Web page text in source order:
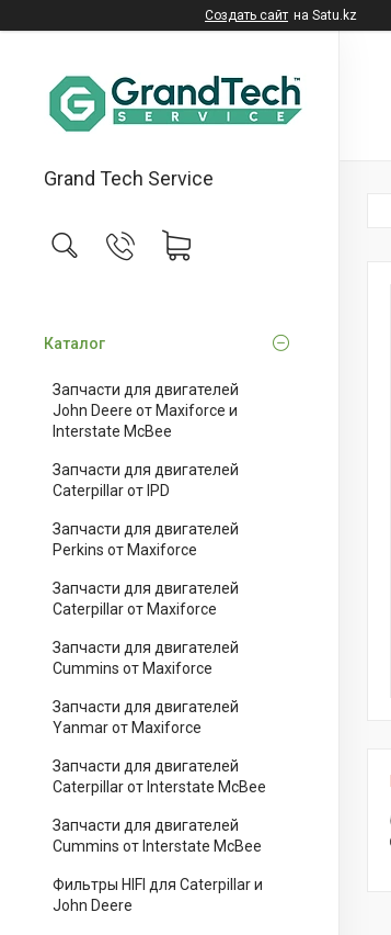
Создать сайт на Satu.kz
Grand Tech Service
Каталог
Запчасти для двигателей
John Deere от Maxiforce и
Interstate McBee
Запчасти для двигателей
Caterpillar от IPD
Запчасти для двигателей
Perkins от Maxiforce
Запчасти для двигателей
Caterpillar от Maxiforce
Запчасти для двигателей
Cummins от Maxiforce
Запчасти для двигателей
Yanmar от Maxiforce
Запчасти для двигателей
Caterpillar от Interstate McBee
Запчасти для двигателей
Cummins от Interstate McBee
Фильтры HIFI для Caterpillar и
John Deere